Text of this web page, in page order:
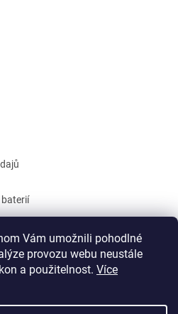
Vám umožnili pohodlné
provozu webu neustále
a použitelnost. Více
baterií